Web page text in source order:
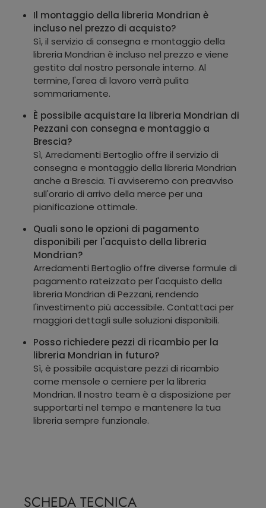
Il montaggio della libreria Mondrian è
incluso nel prezzo di acquisto?
Sì, il servizio di consegna e montaggio della
libreria Mondrian è incluso nel prezzo e viene
gestito dal nostro personale interno. Al
termine, l'area di lavoro verrà pulita
sommariamente.
È possibile acquistare la libreria Mondrian di
Pezzani con consegna e montaggio a
Brescia?
Sì, Arredamenti Bertoglio offre il servizio di
consegna e montaggio della libreria Mondrian
anche a Brescia. Ti avviseremo con preavviso
sull'orario di arrivo della merce per una
pianificazione ottimale.
Quali sono le opzioni di pagamento
disponibili per l'acquisto della libreria
Mondrian?
Arredamenti Bertoglio offre diverse formule di
pagamento rateizzato per l'acquisto della
libreria Mondrian di Pezzani, rendendo
l'investimento più accessibile. Contattaci per
maggiori dettagli sulle soluzioni disponibili.
Posso richiedere pezzi di ricambio per la
libreria Mondrian in futuro?
Sì, è possibile acquistare pezzi di ricambio
come mensole o cerniere per la libreria
Mondrian. Il nostro team è a disposizione per
supportarti nel tempo e mantenere la tua
libreria sempre funzionale.
SCHEDA TECNICA